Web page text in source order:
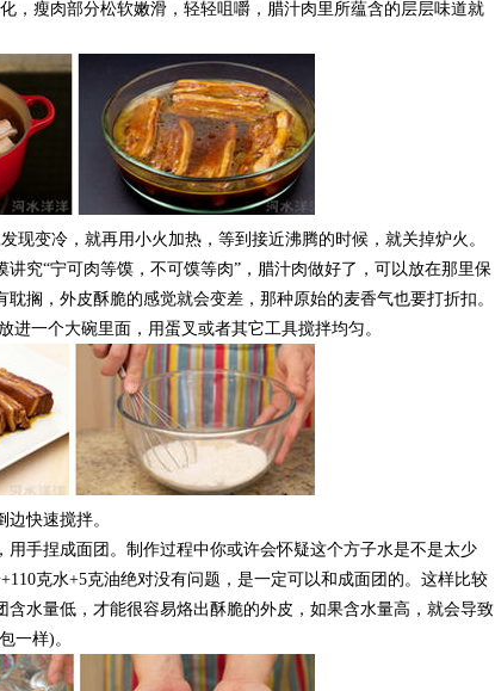
，瘦肉部分松软嫩滑，轻轻咀嚼，腊汁肉里所蕴含的层层味道就
变冷，就再用小火加热，等到接近沸腾的时候，就关掉炉火。
究“宁可肉等馍，不可馍等肉”，腊汁肉做好了，可以放在那里保
搁，外皮酥脆的感觉就会变差，那种原始的麦香气也要打折扣。
一个大碗里面，用蛋叉或者其它工具搅拌均匀。
快速搅拌。
手捏成面团。制作过程中你或许会怀疑这个方子水是不是太少
克水+5克油绝对没有问题，是一定可以和成面团的。这样比较
水量低，才能很容易烙出酥脆的外皮，如果含水量高，就会导致
一样)。